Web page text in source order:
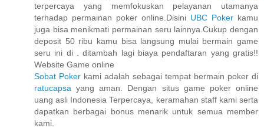
terpercaya yang memfokuskan pelayanan utamanya
terhadap permainan poker online.Disini UBC Poker kamu
juga bisa menikmati permainan seru lainnya.Cukup dengan
deposit 50 ribu kamu bisa langsung mulai bermain game
seru ini di . ditambah lagi biaya pendaftaran yang gratis!!
Website Game online
Sobat Poker kami adalah sebagai tempat bermain poker di
ratucapsa yang aman. Dengan situs game poker online
uang asli Indonesia Terpercaya, keramahan staff kami serta
dapatkan berbagai bonus menarik untuk semua member
kami.